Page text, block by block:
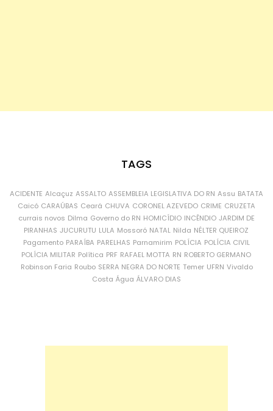
TAGS
ACIDENTE Alcaçuz ASSALTO ASSEMBLEIA LEGISLATIVA DO RN Assu BATATA
Caicó CARAÚBAS Ceará CHUVA CORONEL AZEVEDO CRIME CRUZETA
currais novos Dilma Governo do RN HOMICÍDIO INCÊNDIO JARDIM DE
PIRANHAS JUCURUTU LULA Mossoró NATAL Nilda NÉLTER QUEIROZ
Pagamento PARAÍBA PARELHAS Parnamirim POLÍCIA POLÍCIA CIVIL
POLÍCIA MILITAR Política PRF RAFAEL MOTTA RN ROBERTO GERMANO
Robinson Faria Roubo SERRA NEGRA DO NORTE Temer UFRN Vivaldo
Costa Água ÁLVARO DIAS